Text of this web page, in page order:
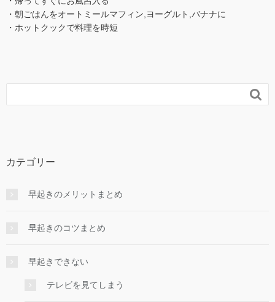
・朝ごはんをオートミールマフィン,ヨーグルト,バナナに
・ホットクックで料理を時短

カテゴリー
早起きのメリットまとめ
早起きのコツまとめ
早起きできない
テレビを見てしまう